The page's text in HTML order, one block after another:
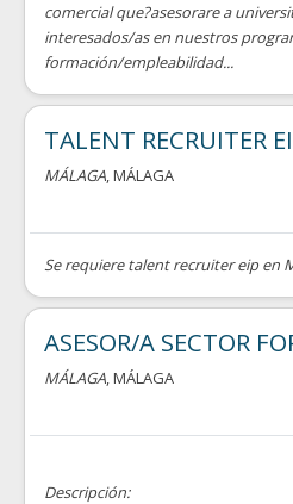
comercial que?asesorare a
interesados/as en nuestros
formación/empleabilidad...
TALENT RECRUITER
MÁLAGA, MÁLAGA
Se requiere talent recruiter eip en
ASESOR/A SECTOR
MÁLAGA, MÁLAGA
Descripción: